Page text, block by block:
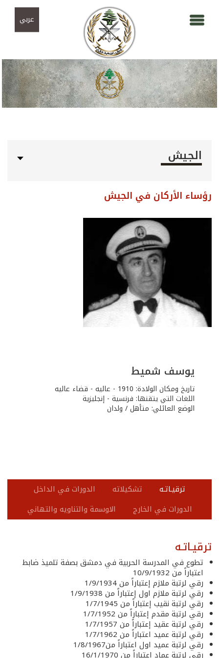
عربي
الجيش
رؤساء الأركان في الجيش
يوسف شميط
تاريخ ومكان الولادة: 1910 - عاليه - قضاء عاليه
اللغات التي يتقنها: فرنسية - إنجليزية
الوضع العائلي: متأهل / ولدان
ترقيـاتـه تشكيلاته
الدورات في الداخل
الدورات في الخارج
الاوسمة والتناويه والتهاني
ترقيـاتـه
تطوع في المدرسة الحربية في دمشق بصفة تلميذ ضابط
اعتباراً من 10/9/1932
رقي لرتبة ملازم إعتباراً من 1/9/1934
رقي لرتبة ملازم اول إعتباراً من 1/9/1938
رقي لرتبة نقيب إعتباراً من 1/7/1945
رقي لرتبة مقدم إعتباراً من 1/7/1952
رقي لرتبة عقيد إعتباراً من 1/7/1957
رقي لرتبة عميد اعتباراً من 1/7/1962
رقي لرتبة عميد اول اعتباراً من1/8/1967
رقي لرتبة عماد اعتباراً من 16/1/1970